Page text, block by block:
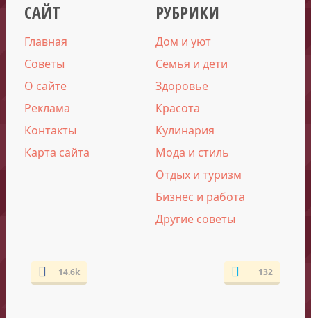
САЙТ
Главная
Советы
О сайте
Реклама
Контакты
Карта сайта
РУБРИКИ
Дом и уют
Семья и дети
Здоровье
Красота
Кулинария
Мода и стиль
Отдых и туризм
Бизнес и работа
Другие советы
14.6k 132